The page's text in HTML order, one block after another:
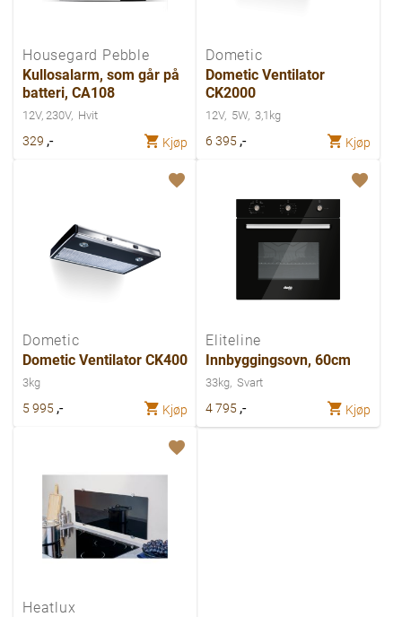
Housegard Pebble
Kullosalarm, som går på
batteri, CA108
12V, 230V Hvit
329 ,- Kjøp
Dometic
Dometic Ventilator
CK2000
12V 5W 3,1kg
6 395 ,- Kjøp
Dometic
Dometic Ventilator CK400
3kg
5 995 ,- Kjøp
Eliteline
Innbyggingsovn, 60cm
33kg Svart
4 795 ,- Kjøp
Heatlux